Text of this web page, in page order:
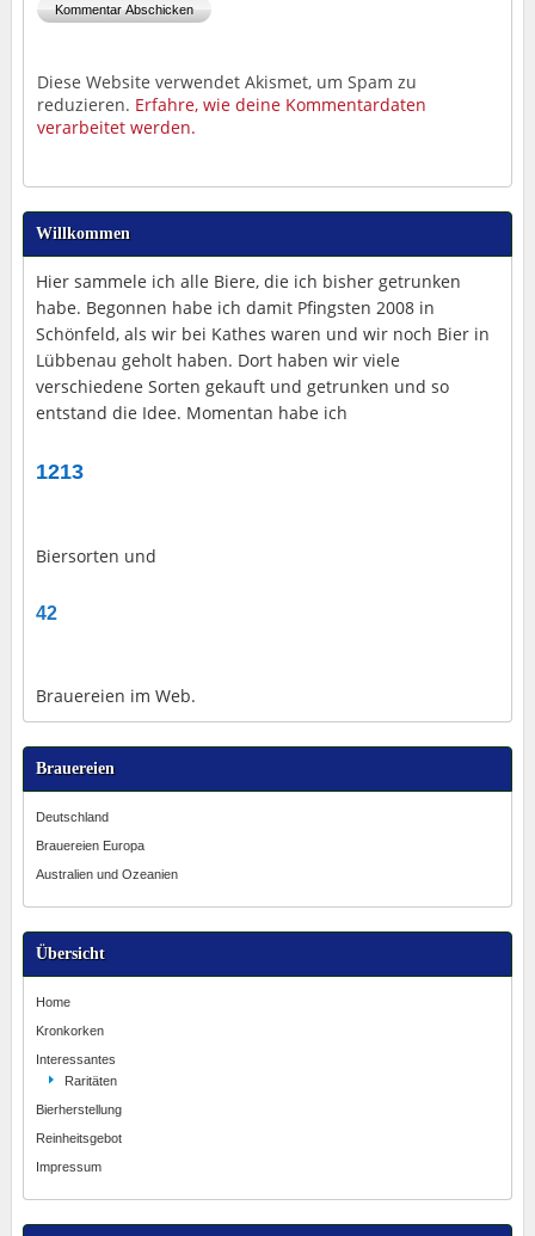
Diese Website verwendet Akismet, um Spam zu
reduzieren. Erfahre, wie deine Kommentardaten
verarbeitet werden.
Willkommen
Hier sammele ich alle Biere, die ich bisher getrunken
habe. Begonnen habe ich damit Pfingsten 2008 in
Schönfeld, als wir bei Kathes waren und wir noch Bier in
Lübbenau geholt haben. Dort haben wir viele
verschiedene Sorten gekauft und getrunken und so
entstand die Idee. Momentan habe ich
1213
Biersorten und
42
Brauereien im Web.
Brauereien
Deutschland
Brauereien Europa
Australien und Ozeanien
Übersicht
Home
Kronkorken
Interessantes
Raritäten
Bierherstellung
Reinheitsgebot
Impressum